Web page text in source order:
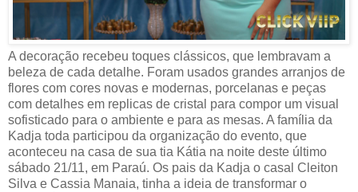
A decoração recebeu toques clássicos, que lembravam a
beleza de cada detalhe. Foram usados grandes arranjos de
flores com cores novas e modernas, porcelanas e peças
com detalhes em replicas de cristal para compor um visual
sofisticado para o ambiente e para as mesas. A família da
Kadja toda participou da organização do evento, que
aconteceu na casa de sua tia Kátia na noite deste último
sábado 21/11, em Paraú. Os pais da Kadja o casal Cleiton
Silva e Cassia Manaia, tinha a ideia de transformar o